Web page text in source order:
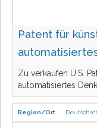
Patent für
Zu verkaufen U.S.
automatisiertes
Region/Ort